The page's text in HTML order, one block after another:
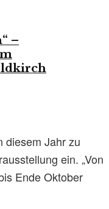
–
diesem Jahr zu
ein. „Von
Ende Oktober